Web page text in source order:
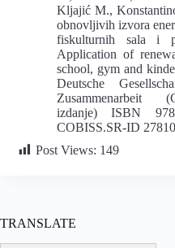
Kljajić M.,
obnovljivih izvora
fiskulturnih sala i
Application of
school, gym and
Deutsche
Zusammenarbeit
izdanje) ISBN
COBISS.SR-ID
Post Views: 149
TRANSLATE